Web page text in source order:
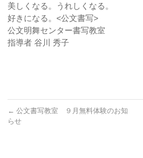
美しくなる。うれしくなる。
好きになる。<公文書写>
公文明舞センター書写教室
指導者 谷川 秀子
← 公文書写教室 ９月無料体験のお知
らせ